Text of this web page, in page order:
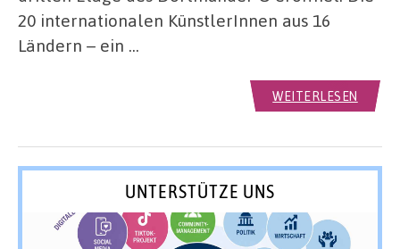
20 internationalen KünstlerInnen aus 16
Ländern – ein …
WEITERLESEN
UNTERSTÜTZE UNS